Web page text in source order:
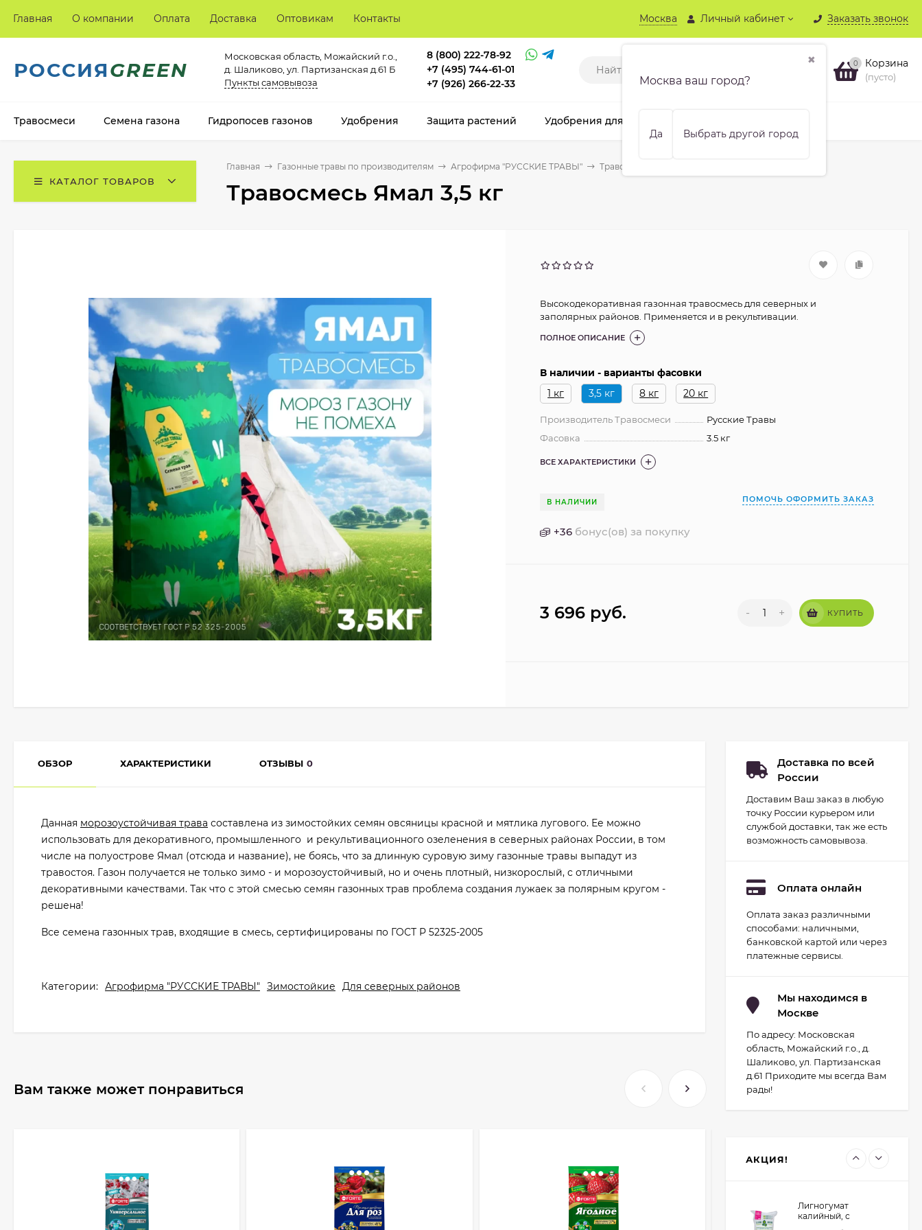
Москва
✖
Москва ваш город?
Да Выбрать другой город
Личный кабинет Заказать звонок
Главная О компании Оплата Доставка Оптовикам Контакты
РОССИЯGREEN
Московская область, Можайский г.о.,
д. Шаликово, ул. Партизанская д.61 Б
Пункты самовывоза
8 (800) 222-78-92
+7 (495) 744-61-01
+7 (926) 266-22-33
0 Корзина
(пусто)
Травосмеси Семена газона Гидропосев газонов Удобрения Защита растений Удобрения для хвойных
КАТАЛОГ ТОВАРОВ
Главная Газонные травы по производителям Агрофирма "РУССКИЕ ТРАВЫ" Травосмесь Ямал 3,5 кг
Травосмесь Ямал 3,5 кг
Высокодекоративная газонная травосмесь для северных и
заполярных районов. Применяется и в рекультивации.
ПОЛНОЕ ОПИСАНИЕ
В наличии - варианты фасовки
1 кг
3,5 кг 8 кг 20 кг
Производитель Травосмеси
Русские Травы
Фасовка
3.5 кг
ВСЕ ХАРАКТЕРИСТИКИ
В НАЛИЧИИ ПОМОЧЬ ОФОРМИТЬ ЗАКАЗ
+36 бонус(ов) за покупку
3 696 руб. - + КУПИТЬ
ОБЗОР ХАРАКТЕРИСТИКИ ОТЗЫВЫ 0
Данная морозоустойчивая трава составлена из зимостойких семян овсяницы красной и мятлика лугового. Ее можно
использовать для декоративного, промышленного и рекультивационного озеленения в северных районах России, в том
числе на полуострове Ямал (отсюда и название), не боясь, что за длинную суровую зиму газонные травы выпадут из
травостоя. Газон получается не только зимо - и морозоустойчивый, но и очень плотный, низкорослый, с отличными
декоративными качествами. Так что с этой смесью семян газонных трав проблема создания лужаек за полярным кругом -
решена!
Все семена газонных трав, входящие в смесь, сертифицированы по ГОСТ Р 52325-2005
Категории: Агрофирма "РУССКИЕ ТРАВЫ" Зимостойкие Для северных районов
Вам также может понравиться
Доставка по всей
России
Доставим Ваш заказ в любую
точку России курьером или
службой доставки, так же есть
возможность самовывоза.
Оплата онлайн
Оплата заказ различными
способами: наличными,
банковской картой или через
платежные сервисы.
Мы находимся в
Москве
По адресу: Московская
область, Можайский г.о., д.
Шаликово, ул. Партизанская
д.61 Приходите мы всегда Вам
рады!
АКЦИЯ!
Набор для
гидропоники Uniel
минисад Aqua.
Светильник для
растений
2 093 руб.
1 700руб.
Светильник для
светодиодный с
подставкой Uniel
Минисад (Серый)
2 029 руб.
1 700руб.
Лигногумат
калийный, с